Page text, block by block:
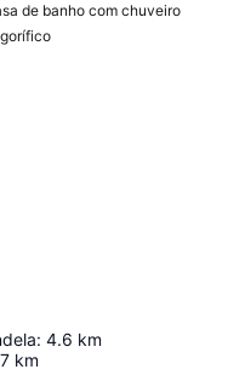
de banho com chuveiro
: 4.6 km
km